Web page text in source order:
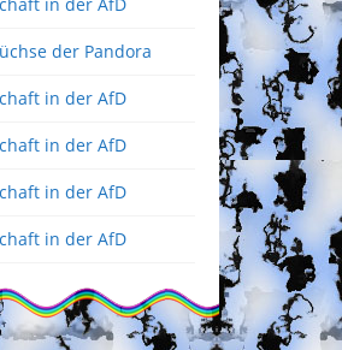
der Pandora
in der AfD
in der AfD
in der AfD
in der AfD